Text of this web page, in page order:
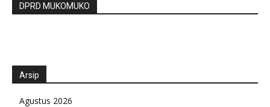
DPRD MUKOMUKO
Arsip
Agustus 2026